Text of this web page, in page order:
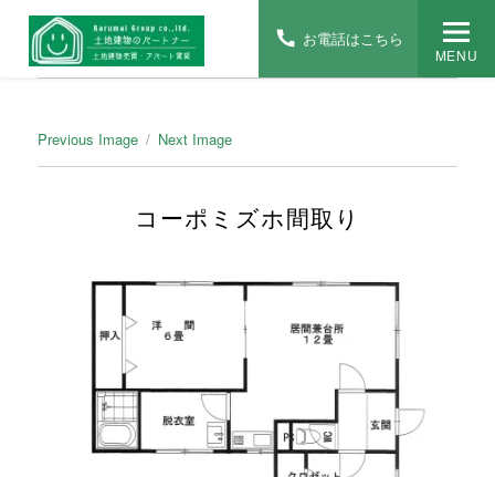
MENU
Previous Image Next Image
コーポミズホ間取り
お電話はこちら